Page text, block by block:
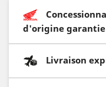
d'origine garantie
Livraison